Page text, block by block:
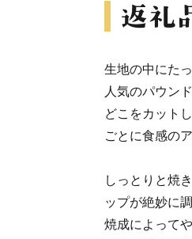
生地の中にた
人気のパウン
どこをカット
ごとに食感の
しっとりと焼
ップが絶妙に調
焼成によって